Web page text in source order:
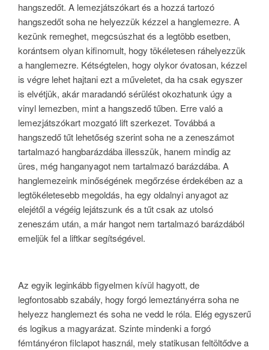
hangszedőt. A lemezjátszókart és a hozzá tartozó
hangszedőt soha ne helyezzük kézzel a hanglemezre. A
kezünk remeghet, megcsúszhat és a legtöbb esetben,
korántsem olyan kifinomult, hogy tökéletesen ráhelyezzük
a hanglemezre. Kétségtelen, hogy olykor óvatosan, kézzel
is végre lehet hajtani ezt a műveletet, da ha csak egyszer
is elvétjük, akár maradandó sérülést okozhatunk úgy a
vinyl lemezben, mint a hangszedő tűben. Erre való a
lemezjátszókart mozgató lift szerkezet. Továbbá a
hangszedő tűt lehetőség szerint soha ne a zeneszámot
tartalmazó hangbarázdába illesszük, hanem mindig az
üres, még hanganyagot nem tartalmazó barázdába. A
hanglemezeink minőségének megőrzése érdekében az a
legtökéletesebb megoldás, ha egy oldalnyi anyagot az
elejétől a végéig lejátszunk és a tűt csak az utolsó
zeneszám után, a már hangot nem tartalmazó barázdából
emeljük fel a liftkar segítségével.
Az egyik leginkább figyelmen kívül hagyott, de
legfontosabb szabály, hogy forgó lemeztányérra soha ne
helyezz hanglemezt és soha ne vedd le róla. Elég egyszerű
és logikus a magyarázat. Szinte mindenki a forgó
fémtányéron filclapot használ, mely statikusan feltöltődve a